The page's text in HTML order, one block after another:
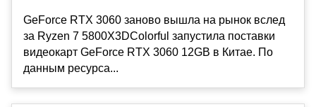
GeForce RTX 3060 заново вышла на рынок вслед
за Ryzen 7 5800X3DColorful запустила поставки
видеокарт GeForce RTX 3060 12GB в Китае. По
данным ресурса...